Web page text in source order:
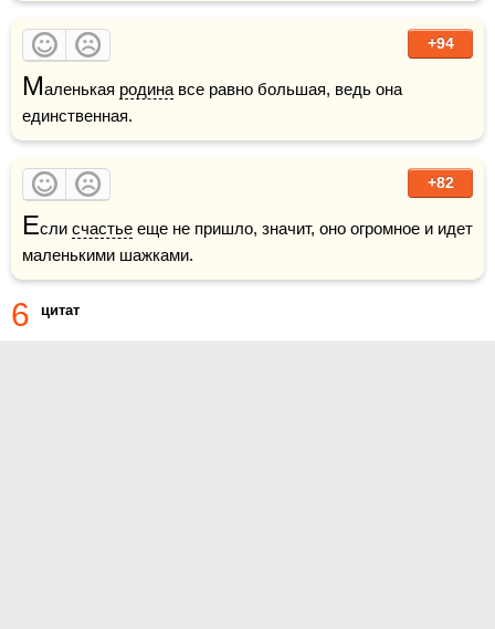
+94
Маленькая родина все равно большая, ведь она
единственная.
+82
Если счастье еще не пришло, значит, оно огромное и идет
маленькими шажками.
6 цитат